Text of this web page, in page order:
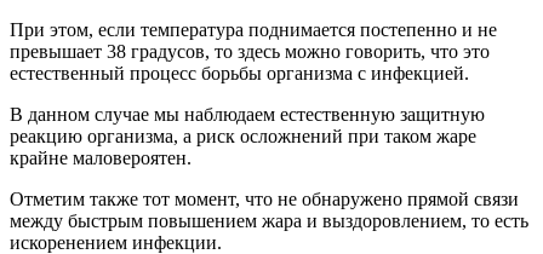
При этом, если температура поднимается постепенно и не
превышает 38 градусов, то здесь можно говорить, что это
естественный процесс борьбы организма с инфекцией.
В данном случае мы наблюдаем естественную защитную
реакцию организма, а риск осложнений при таком жаре
крайне маловероятен.
Отметим также тот момент, что не обнаружено прямой связи
между быстрым повышением жара и выздоровлением, то есть
искоренением инфекции.